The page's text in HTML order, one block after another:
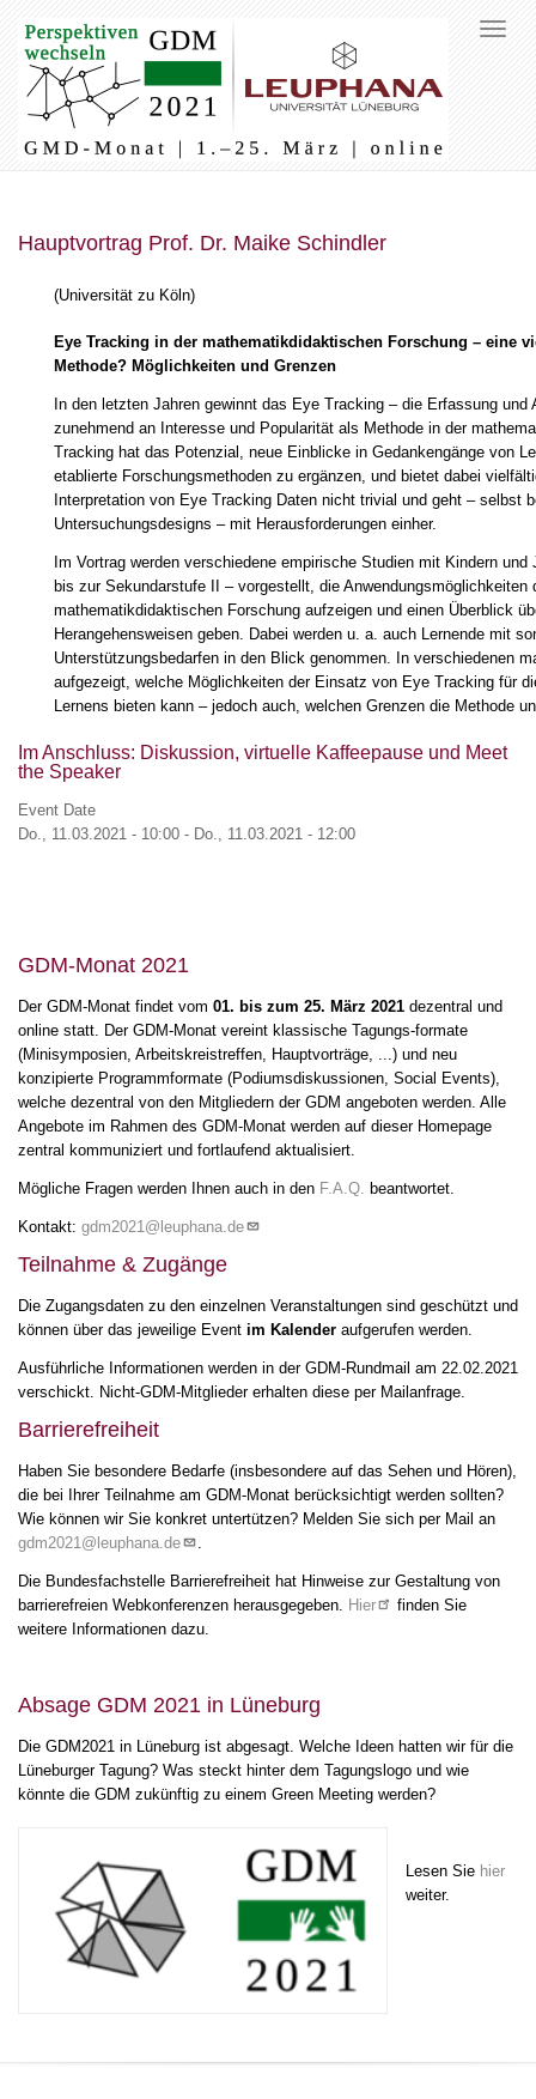
Hauptvortrag Prof. Dr. Maike Schindler
(Universität zu Köln)
Eye Tracking in der mathematikdidaktischen Forschung – eine
Methode? Möglichkeiten und Grenzen
In den letzten Jahren gewinnt das Eye Tracking – die Erfassung
zunehmend an Interesse und Popularität als Methode in der
Tracking hat das Potenzial, neue Einblicke in Gedankengänge von
etablierte Forschungsmethoden zu ergänzen, und bietet dabei
Interpretation von Eye Tracking Daten nicht trivial und geht – selbst
Untersuchungsdesigns – mit Herausforderungen einher.
Im Vortrag werden verschiedene empirische Studien mit Kindern
bis zur Sekundarstufe II – vorgestellt, die
mathematikdidaktischen Forschung aufzeigen und einen Überblick
Herangehensweisen geben. Dabei werden u. a. auch Lernende mit
Unterstützungsbedarfen in den Blick genommen. In verschiedenen
aufgezeigt, welche Möglichkeiten der Einsatz von Eye Tracking für
Lernens bieten kann – jedoch auch, welchen Grenzen die Methode
Im Anschluss: Diskussion, virtuelle Kaffeepause und Meet
the Speaker
Event Date
Do., 11.03.2021 - 10:00 - Do., 11.03.2021 - 12:00
GDM-Monat 2021
Der GDM-Monat findet vom 01. bis zum 25. März 2021 dezentral und
online statt. Der GDM-Monat vereint klassische Tagungs-formate
(Minisymposien, Arbeitskreistreffen, Hauptvorträge, ...) und neu
konzipierte Programmformate (Podiumsdiskussionen, Social Events),
welche dezentral von den Mitgliedern der GDM angeboten werden. Alle
Angebote im Rahmen des GDM-Monat werden auf dieser Homepage
zentral kommuniziert und fortlaufend aktualisiert.
Mögliche Fragen werden Ihnen auch in den F.A.Q. beantwortet.
Kontakt: gdm2021@leuphana.de
Teilnahme & Zugänge
Die Zugangsdaten zu den einzelnen Veranstaltungen sind geschützt und
können über das jeweilige Event im Kalender aufgerufen werden.
Ausführliche Informationen werden in der GDM-Rundmail am 22.02.2021
verschickt. Nicht-GDM-Mitglieder erhalten diese per Mailanfrage.
Barrierefreiheit
Haben Sie besondere Bedarfe (insbesondere auf das Sehen und Hören),
die bei Ihrer Teilnahme am GDM-Monat berücksichtigt werden sollten?
Wie können wir Sie konkret untertützen? Melden Sie sich per Mail an
gdm2021@leuphana.de
.
Die Bundesfachstelle Barrierefreiheit hat Hinweise zur Gestaltung von
barrierefreien Webkonferenzen herausgegeben. Hier
finden Sie
weitere Informationen dazu.
Absage GDM 2021 in Lüneburg
Die GDM2021 in Lüneburg ist abgesagt. Welche Ideen hatten wir für die
Lüneburger Tagung? Was steckt hinter dem Tagungslogo und wie
könnte die GDM zukünftig zu einem Green Meeting werden?
Lesen Sie hier
weiter.